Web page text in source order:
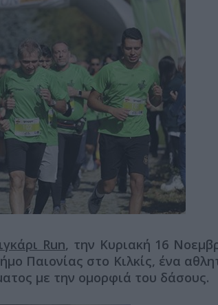
Run, την Κυριακή 16
Παιονίας στο Κιλκίς, ένα
με την ομορφιά του δάσους.